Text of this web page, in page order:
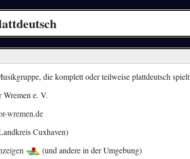
die komplett oder teilweise plattdeutsch spielt
Wremen e. V.
wremen.de
Cuxhaven)
(und andere in der Umgebung)